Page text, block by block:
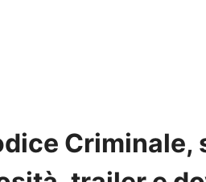
Criminale,